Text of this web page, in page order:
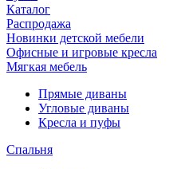
Каталог
Распродажа
Новинки детской мебели
Офисные и игровые кресла
Мягкая мебель
Прямые диваны
Угловые диваны
Кресла и пуфы
Спальня